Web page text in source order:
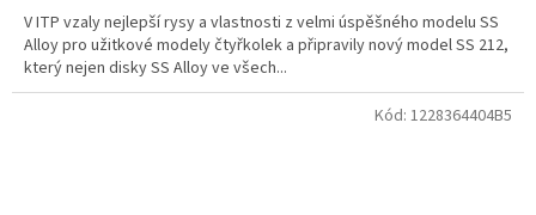
V ITP vzaly nejlepší rysy a vlastnosti z velmi úspěšného modelu SS
Alloy pro užitkové modely čtyřkolek a připravily nový model SS 212,
který nejen disky SS Alloy ve všech...
Kód: 1228364404B5